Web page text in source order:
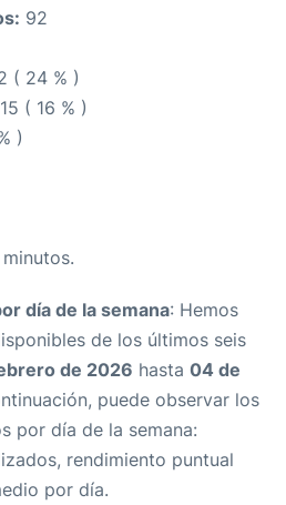
92
( 24 % )
15 ( 16 % )
)
minutos.
día de la semana: Hemos
de los últimos seis
de 2026 hasta 04 de
puede observar los
por día de la semana:
rendimiento puntual
por día.